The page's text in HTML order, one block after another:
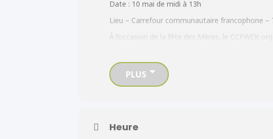
Date : 10 mai de midi à 13h
Lieu – Carrefour communautaire francophone –
À l’occasion de la fête des Mères, le CCFWEK
Confirmez votre présence d’ici le 8 mai au 519
Nous avons hâte de vous accueillir!
PLUS
Heure